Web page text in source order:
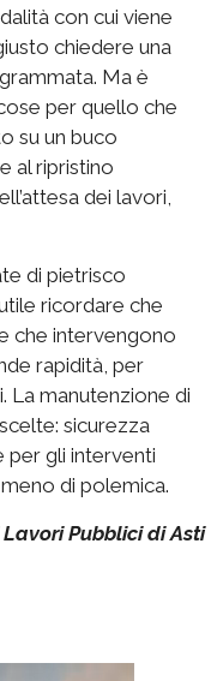
con cui viene
chiedere una
Ma è
per quello che
su un buco
al ripristino
dei lavori,
di pietrisco
ricordare che
che intervengono
rapidità, per
La manutenzione di
sicurezza
per gli interventi
di polemica.
Pubblici di Asti